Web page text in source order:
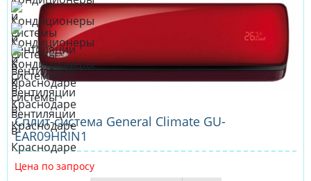
Сплит-система General Climate GU-
EAR09HRIN1
Цена по запросу